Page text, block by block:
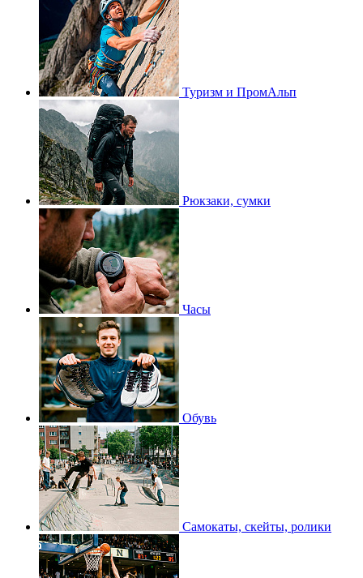
Туризм и ПромАльп
Рюкзаки, сумки
Часы
Обувь
Самокаты, скейты, ролики